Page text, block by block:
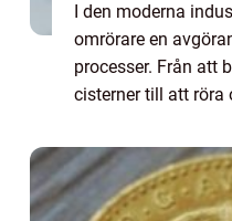
I den moderna
omrörare en
processer. Från att
cisterner till att röra